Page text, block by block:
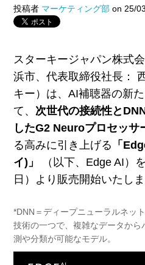
投稿者 マーケティング部on 25/
スターキージャパン株式
浜市、代表取締役社長：
キー）は、AI補聴器の新
て、 次世代の接続性と
したG2 Neuroプロセッサ
る高みに引き上げる 「
イ)」
（以下、Edge AI）
日）より販売開始いたしま
*DNN＝ディープニューラルネッ
技術の一つで、複雑なデータか
測や分類が可能なモデル。